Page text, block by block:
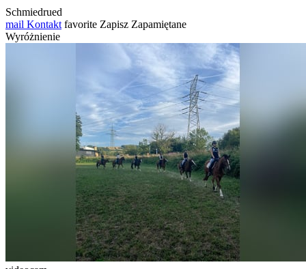
Schmiedrued
mail Kontakt favorite Zapisz Zapamiętane
Wyróżnienie